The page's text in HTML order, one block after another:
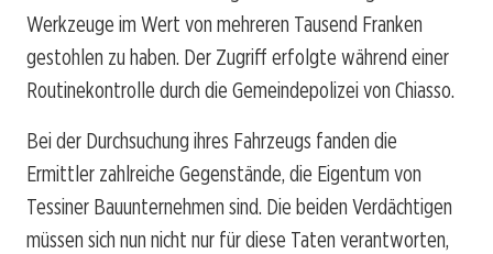
Werkzeuge im Wert von mehreren Tausend Franken
gestohlen zu haben. Der Zugriff erfolgte während einer
Routinekontrolle durch die Gemeindepolizei von Chiasso.
Bei der Durchsuchung ihres Fahrzeugs fanden die
Ermittler zahlreiche Gegenstände, die Eigentum von
Tessiner Bauunternehmen sind. Die beiden Verdächtigen
müssen sich nun nicht nur für diese Taten verantworten,